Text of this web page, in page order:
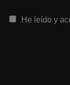
He leído y